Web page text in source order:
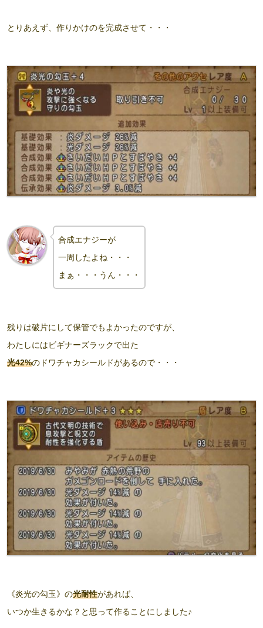
とりあえず、作りかけのを完成させて・・・
合成エナジーが
一周したよね・・・
まぁ・・・うん・・・
残りは破片にして保管でもよかったのですが、
わたしにはビギナーズラックで出た
光42%のドワチャカシールドがあるので・・・
《炎光の勾玉》の光耐性があれば、
いつか生きるかな？と思って作ることにしました♪